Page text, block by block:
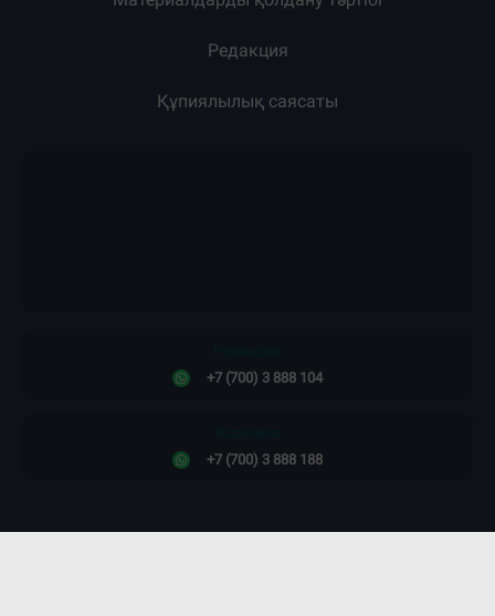
Редакция
Құпиялылық саясаты
+7 (700) 3 888 104
+7 (700) 3 888 188